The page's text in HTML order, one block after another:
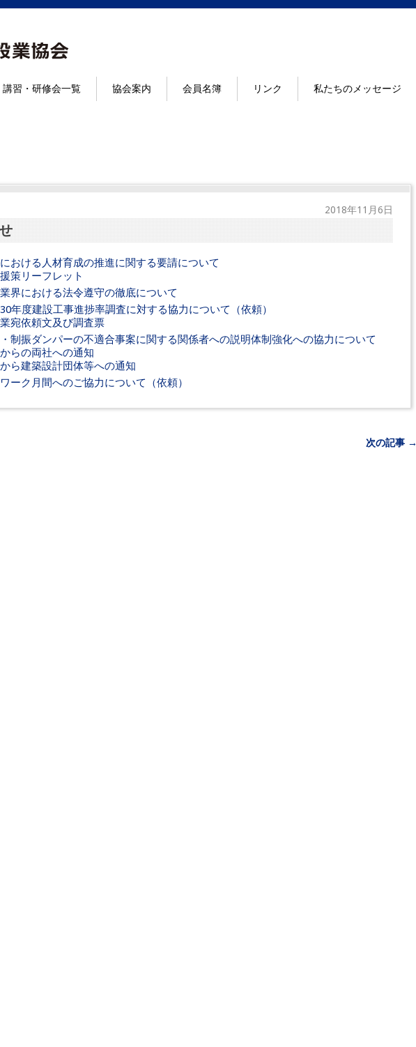
講習・研修会一覧 協会案内 会員名簿 リンク 私たちのメッセージ
2018年11月6日
おける人材育成の推進に関する要請について
策リーフレット
界における法令遵守の徹底について
年度建設工事進捗率調査に対する協力について（依頼）
宛依頼文及び調査票
・制振ダンパーの不適合事案に関する関係者への説明体制強化への協力について
らの両社への通知
ら建築設計団体等への通知
ーク月間へのご協力について（依頼）
次の記事 →